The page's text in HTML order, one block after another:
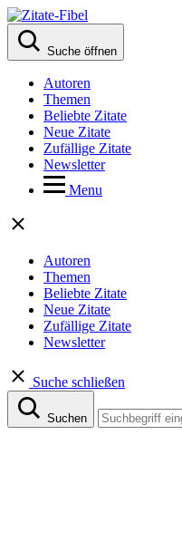
Suche öffnen
Autoren
Themen
Beliebte Zitate
Neue Zitate
Zufällige Zitate
Newsletter
Menu
Autoren
Themen
Beliebte Zitate
Neue Zitate
Zufällige Zitate
Newsletter
Suche schließen
Suchen